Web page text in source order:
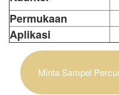
Permukaan
Aplikasi
Minta Sampel